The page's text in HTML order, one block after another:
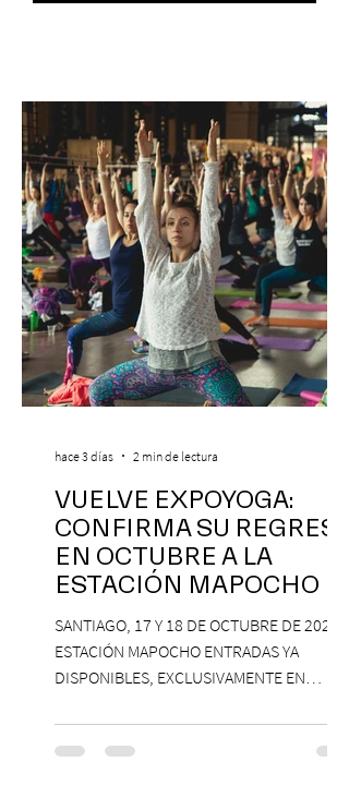
VUELVE EXPOYOGA:
CONFIRMA SU REGRESO
EN OCTUBRE A LA
ESTACIÓN MAPOCHO
SANTIAGO, 17 Y 18 DE OCTUBRE DE 2026,
ESTACIÓN MAPOCHO ENTRADAS YA
DISPONIBLES, EXCLUSIVAMENTE EN
con una edición renovada que reunirá
yoga, bienestar y vida consciente, con la
hace 3 días 2 min de lectura